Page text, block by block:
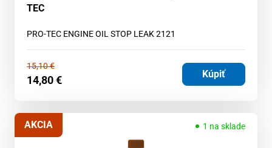
TEC
PRO-TEC ENGINE OIL STOP LEAK 2121
15,10€
14,80€ Kúpiť
1 na sklade
AKCIA